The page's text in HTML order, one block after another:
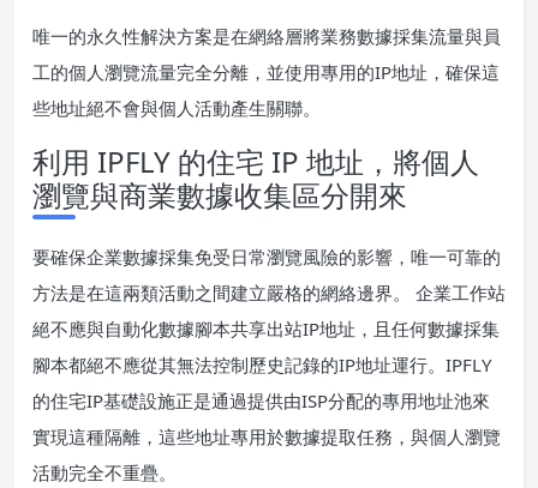
唯一的永久性解決方案是在網絡層將業務數據採集流量與員
工的個人瀏覽流量完全分離，並使用專用的IP地址，確保這
些地址絕不會與個人活動產生關聯。
利用 IPFLY 的住宅 IP 地址，將個人
瀏覽與商業數據收集區分開來
要確保企業數據採集免受日常瀏覽風險的影響，唯一可靠的
方法是在這兩類活動之間建立嚴格的網絡邊界。 企業工作站
絕不應與自動化數據腳本共享出站IP地址，且任何數據採集
腳本都絕不應從其無法控制歷史記錄的IP地址運行。IPFLY
的住宅IP基礎設施正是通過提供由ISP分配的專用地址池來
實現這種隔離，這些地址專用於數據提取任務，與個人瀏覽
活動完全不重疊。